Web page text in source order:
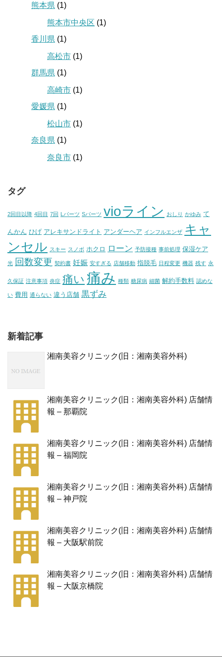
熊本県 (1)
熊本市中央区 (1)
香川県 (1)
高松市 (1)
群馬県 (1)
高崎市 (1)
愛媛県 (1)
松山市 (1)
奈良県 (1)
奈良市 (1)
タグ
2回目以降 4回目 7回 Lパーツ Sパーツ vioライン おしり かゆみ て
んかん ひげ アレキサンドライト アンダーヘア インフルエンザ キャ
ンセル スキー スノボ ホクロ ローン 予防接種 事前処理 保湿ケア
光 回数変更 契約書 妊娠 安すぎる 店舗移動 指脱毛 日程変更 機器 残す 永
久保証 注意事項 炎症 痛い 痛み 種類 糖尿病 細菌 解約手数料 認めな
い 費用 通らない 違う店舗 黒ずみ
新着記事
湘南美容クリニック(旧：湘南美容外科)
湘南美容クリニック(旧：湘南美容外科) 店舗情
報 – 那覇院
湘南美容クリニック(旧：湘南美容外科) 店舗情
報 – 福岡院
湘南美容クリニック(旧：湘南美容外科) 店舗情
報 – 神戸院
湘南美容クリニック(旧：湘南美容外科) 店舗情
報 – 大阪駅前院
湘南美容クリニック(旧：湘南美容外科) 店舗情
報 – 大阪京橋院